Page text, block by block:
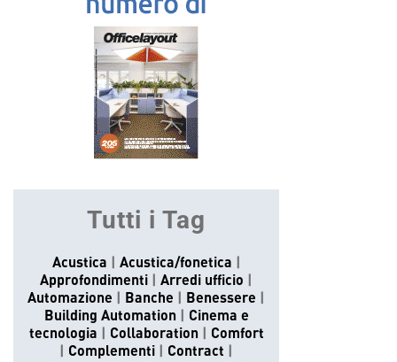
Tutti i Tag
Acustica
Acustica/fonetica
Approfondimenti
Arredi ufficio
Automazione
Banche
Benessere
Building Automation
Cinema e
tecnologia
Collaboration
Comfort
Complementi
Contract